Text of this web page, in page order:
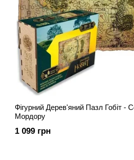
Фігурний Дерев'яний Пазл Гобіт -
Мордору
1 099 грн